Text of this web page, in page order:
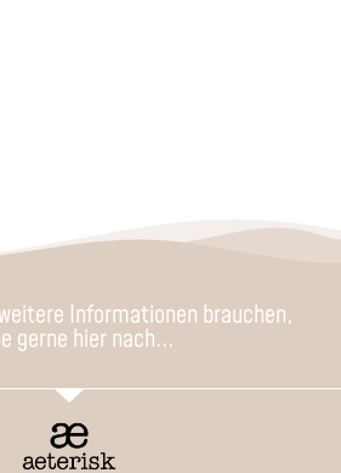
Informationen brauchen,
gerne hier nach...